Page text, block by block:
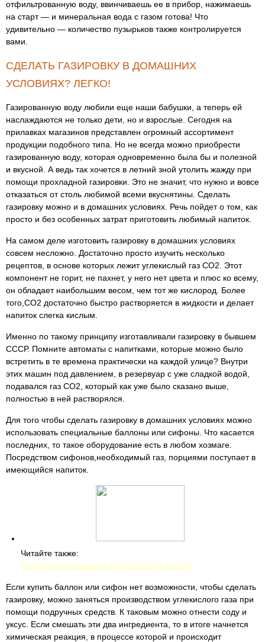
отфильтрованную воду, ввинчиваешь ее в прибор, нажимаешь
на старт — и минеральная вода с газом готова! Что
удивительно — количество пузырьков также контролируется
вами.
СДЕЛАТЬ ГАЗИРОВКУ В ДОМАШНИХ
УСЛОВИЯХ? ЛЕГКО!
Газированную воду любили еще наши бабушки, а теперь ей
наслаждаются не только дети, но и взрослые. Сегодня на
прилавках магазинов представлен огромный ассортимент
продукции подобного типа. Но не всегда можно приобрести
газированную воду, которая одновременно была бы и полезной
и вкусной. А ведь так хочется в летний зной утолить жажду при
помощи прохладной газировки. Это не значит, что нужно и вовсе
отказаться от столь любимой всеми вкуснятины. Сделать
газировку можно и в домашних условиях. Речь пойдет о том, как
просто и без особенных затрат приготовить любимый напиток.
На самом деле изготовить газировку в домашних условиях
совсем несложно. Достаточно просто изучить несколько
рецептов, в основе которых лежит углекислый газ СО2. Этот
компонент не горит, не пахнет, у него нет цвета и плюс ко всему,
он обладает наибольшим весом, чем тот же кислород. Более
того,СО2 достаточно быстро растворяется в жидкости и делает
напиток слегка кислым.
Именно по такому принципу изготавливали газировку в бывшем
СССР. Помните автоматы с напитками, которые можно было
встретить в те времена практически на каждой улице? Внутри
этих машин под давлением, в резервуар с уже сладкой водой,
подавался газ СО2, который как уже было сказано выше,
полностью в ней растворялся.
Для того чтобы сделать газировку в домашних условиях можно
использовать специальные баллоны или сифоны. Что касается
последних, то такое оборудование есть в любом хозмаге.
Посредством сифонов,необходимый газ, порциями поступает в
имеющийся напиток.
Читайте также:
Полезно ли умывание минеральной водой?
Если купить баллон или сифон нет возможности, чтобы сделать
газировку, можно заняться производством углекислого газа при
помощи подручных средств. К таковым можно отнести соду и
уксус. Если смешать эти два ингредиента, то в итоге начнется
химическая реакция, в процессе которой и происходит